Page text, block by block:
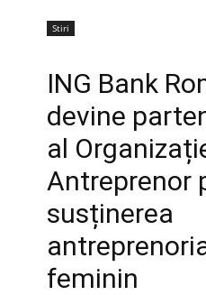
Stiri
ING Bank
devine
al
Antreprenor
susținerea
feminin